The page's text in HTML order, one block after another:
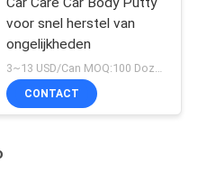
voor snel herstel van
ongelijkheden
3~13 USD/Can MOQ:100 Dozen
CONTACT